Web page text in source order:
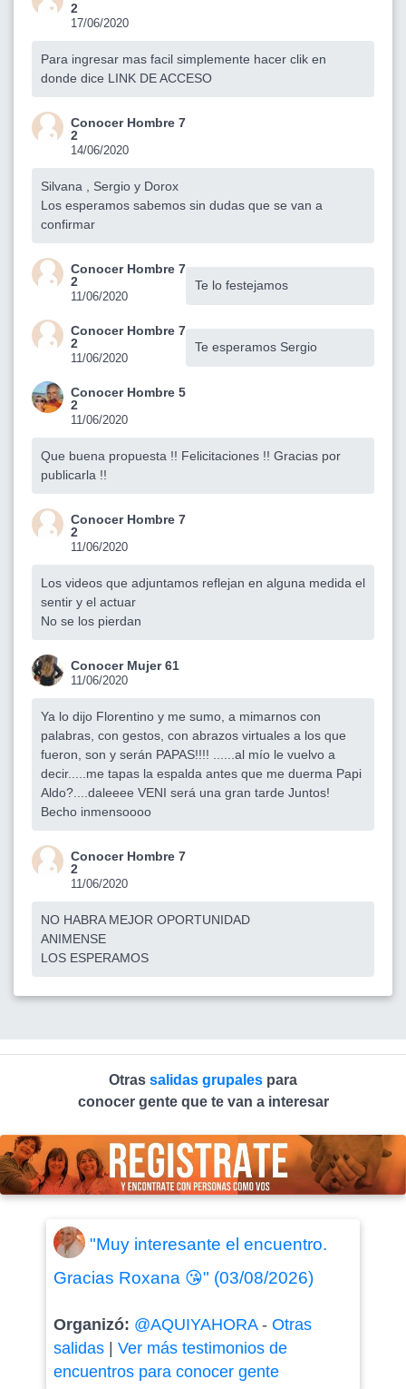
2
17/06/2020
Para ingresar mas facil simplemente hacer clik en
donde dice LINK DE ACCESO
Conocer Hombre 7
2
14/06/2020
Silvana , Sergio y Dorox
Los esperamos sabemos sin dudas que se van a
confirmar
Conocer Hombre 7
2
11/06/2020
Te lo festejamos
Conocer Hombre 7
2
11/06/2020
Te esperamos Sergio
Conocer Hombre 5
2
11/06/2020
Que buena propuesta !! Felicitaciones !! Gracias por
publicarla !!
Conocer Hombre 7
2
11/06/2020
Los videos que adjuntamos reflejan en alguna medida el
sentir y el actuar
No se los pierdan
Conocer Mujer 61
11/06/2020
Ya lo dijo Florentino y me sumo, a mimarnos con
palabras, con gestos, con abrazos virtuales a los que
fueron, son y serán PAPAS!!!! ......al mío le vuelvo a
decir.....me tapas la espalda antes que me duerma Papi
Aldo?....daleeee VENI será una gran tarde Juntos!
Becho inmensoooo
Conocer Hombre 7
2
11/06/2020
NO HABRA MEJOR OPORTUNIDAD
ANIMENSE
LOS ESPERAMOS
Otras salidas grupales para
conocer gente que te van a interesar
"Muy interesante el encuentro.
Gracias Roxana 😘" (03/08/2026)
Organizó: @AQUIYAHORA- Otras
salidas| Ver más testimonios de
encuentros para conocer gente